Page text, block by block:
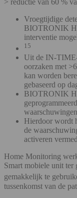
> reductie van 60 %
Vroegtijdige
BIOTRONIK
interventie
15
Uit de IN-
oorzaken met
kan worden
gebaseerd op
BIOTRONIK
Hierdoor wordt
de
activeren
Home Monitoring
Smart mobiele unit ter
gemakkelijk te
tussenkomst van de